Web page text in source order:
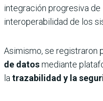
integración progresiva
interoperabilidad de los
Asimismo, se registraron
de datosmediante
la trazabilidad y la